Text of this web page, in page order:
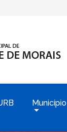
Município